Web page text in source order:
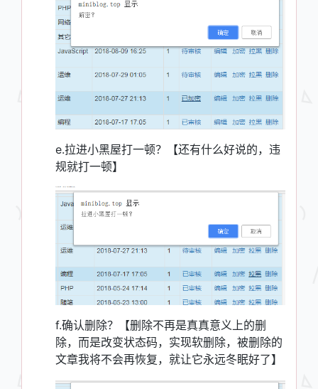
e.拉进小黑屋打一顿？【还有什么好说的，违
规就打一顿】
f.确认删除？【删除不再是真真意义上的删
除，而是改变状态码，实现软删除，被删除的
文章我将不会再恢复，就让它永远冬眠好了】